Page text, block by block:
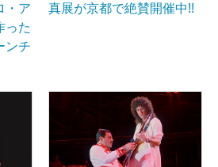
・ア
った
ンチ
真展が京都で絶賛開催中!!